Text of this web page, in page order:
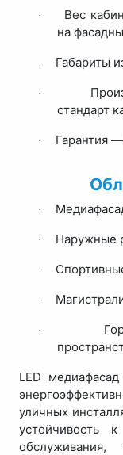
· Вес
на
· Габариты
·
стандарт
· Гарантия —
·
· Наружные
·
·
·
LED
уличных
устойчивость